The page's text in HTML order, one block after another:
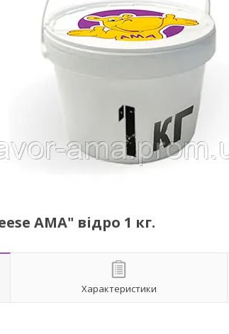
AMA" відро 1 кг.
Характеристики